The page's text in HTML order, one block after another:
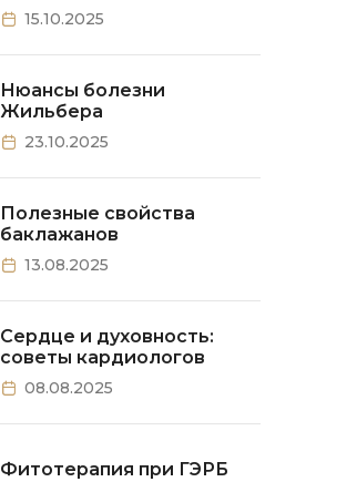
15.10.2025
Нюансы болезни
Жильбера
23.10.2025
Полезные свойства
баклажанов
13.08.2025
Сердце и духовность:
советы кардиологов
08.08.2025
Фитотерапия при ГЭРБ